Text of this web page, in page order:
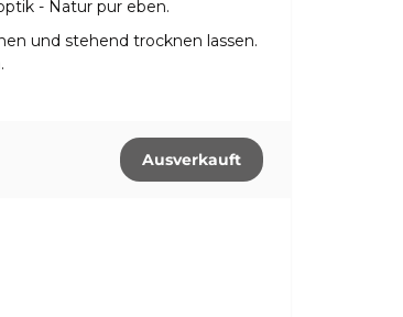
- Natur pur eben.
und stehend trocknen lassen.